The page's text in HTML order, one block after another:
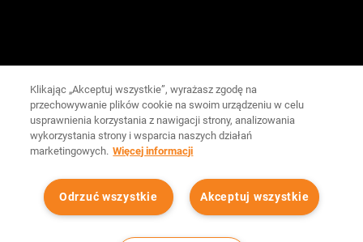
Klikając „Akceptuj wszystkie”, wyrażasz zgodę na
przechowywanie plików cookie na swoim urządzeniu w celu
usprawnienia korzystania z nawigacji strony, analizowania
wykorzystania strony i wsparcia naszych działań
marketingowych. Więcej informacji
Akceptuj wszystkie
Odrzuć wszystkie